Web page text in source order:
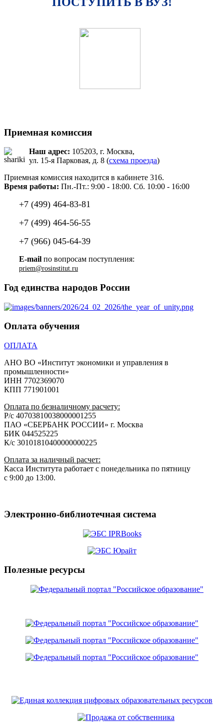
Приемная комиссия
Наш адрес: 105203, г. Москва,
ул. 15-я Парковая, д. 8 (схема проезда)
Приемная комиссия находится в кабинете 316.
Время работы: Пн.-Пт.: 9:00 - 18:00. Сб. 10:00 - 16:00
+7 (499) 464-83-81
+7 (499) 464-56-55
+7 (966) 045-64-39
E-mail по вопросам поступления:
priem@rosinstitut.ru
Год единства народов России
Оплата обучения
ОПЛАТА
АНО ВО «Институт экономики и управления в
промышленности»
ИНН 7702369070
КПП 771901001
Оплата по безналичному расчету:
Р/с 40703810038000001255
ПАО «СБЕРБАНК РОССИИ» г. Москва
БИК 044525225
К/с 30101810400000000225
Оплата за наличный расчет:
Касса Института работает с понедельника по пятницу
с 9:00 до 13:00.
Электронно-библиотечная система
Полезные ресурсы